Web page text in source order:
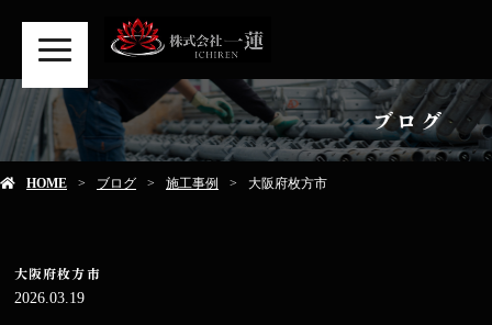
ブログ
HOME ブログ 施工事例 大阪府枚方市
大阪府枚方市
2026.03.19